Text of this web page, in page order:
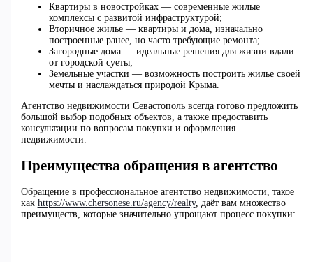
Квартиры в новостройках — современные жилые
комплексы с развитой инфраструктурой;
Вторичное жилье — квартиры и дома, изначально
построенные ранее, но часто требующие ремонта;
Загородные дома — идеальные решения для жизни вдали
от городской суеты;
Земельные участки — возможность построить жилье своей
мечты и наслаждаться природой Крыма.
Агентство недвижимости Севастополь всегда готово предложить
большой выбор подобных объектов, а также предоставить
консультации по вопросам покупки и оформления
недвижимости.
Преимущества обращения в агентство
Обращение в профессиональное агентство недвижимости, такое
как https://www.chersonese.ru/agency/realty, даёт вам множество
преимуществ, которые значительно упрощают процесс покупки: